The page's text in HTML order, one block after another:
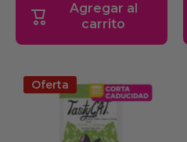
Agregar al
carrito
Oferta